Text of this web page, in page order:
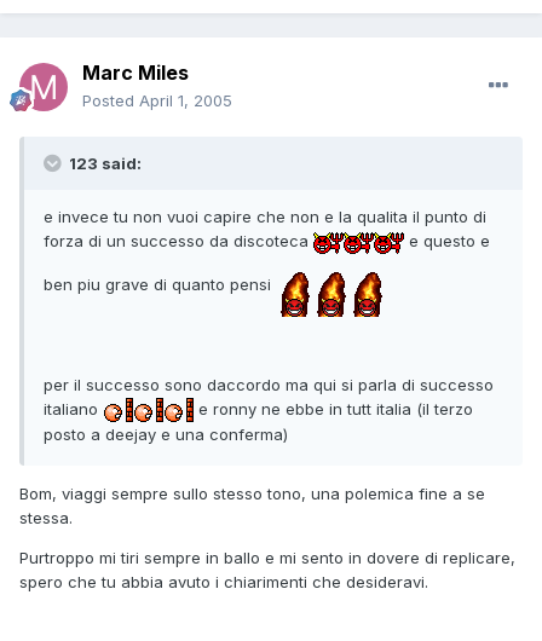
Marc Miles
Posted April 1, 2005
123 said:
e invece tu non vuoi capire che non e la qualita il punto di
forza di un successo da discoteca
e questo e
ben piu grave di quanto pensi
per il successo sono daccordo ma qui si parla di successo
italiano
e ronny ne ebbe in tutt italia (il terzo
posto a deejay e una conferma)
Bom, viaggi sempre sullo stesso tono, una polemica fine a se
stessa.
Purtroppo mi tiri sempre in ballo e mi sento in dovere di replicare,
spero che tu abbia avuto i chiarimenti che desideravi.